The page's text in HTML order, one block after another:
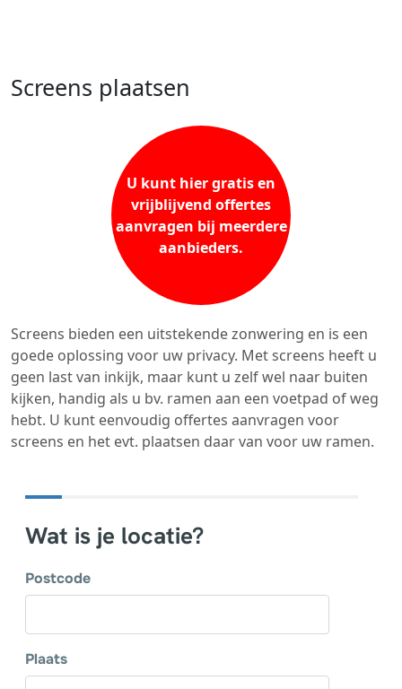
Screens plaatsen
U kunt hier gratis en
vrijblijvend offertes
aanvragen bij meerdere
aanbieders.
Screens bieden een uitstekende zonwering en is een
goede oplossing voor uw privacy. Met screens heeft u
geen last van inkijk, maar kunt u zelf wel naar buiten
kijken, handig als u bv. ramen aan een voetpad of weg
hebt. U kunt eenvoudig offertes aanvragen voor
screens en het evt. plaatsen daar van voor uw ramen.